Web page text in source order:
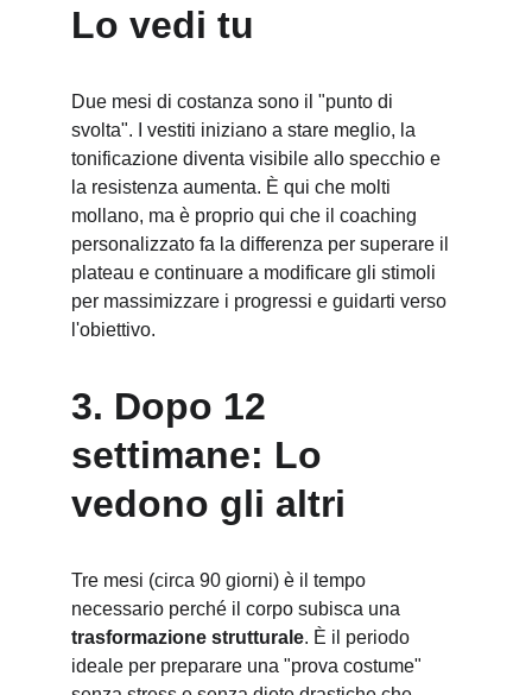
Lo vedi tu
Due mesi di costanza sono il "punto di
svolta". I vestiti iniziano a stare meglio, la
tonificazione diventa visibile allo specchio e
la resistenza aumenta. È qui che molti
mollano, ma è proprio qui che il coaching
personalizzato fa la differenza per superare il
plateau e continuare a modificare gli stimoli
per massimizzare i progressi e guidarti verso
l'obiettivo.
3. Dopo 12
settimane: Lo
vedono gli altri
Tre mesi (circa 90 giorni) è il tempo
necessario perché il corpo subisca una
trasformazione strutturale. È il periodo
ideale per preparare una "prova costume"